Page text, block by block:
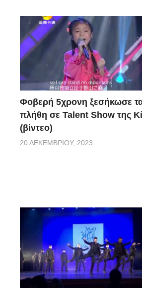
Φοβερή 5χρονη ξεσήκωσε
πλήθη σε Talent Show της
(βίντεο)
20 ΔΕΚΕΜΒΡΊΟΥ, 2023